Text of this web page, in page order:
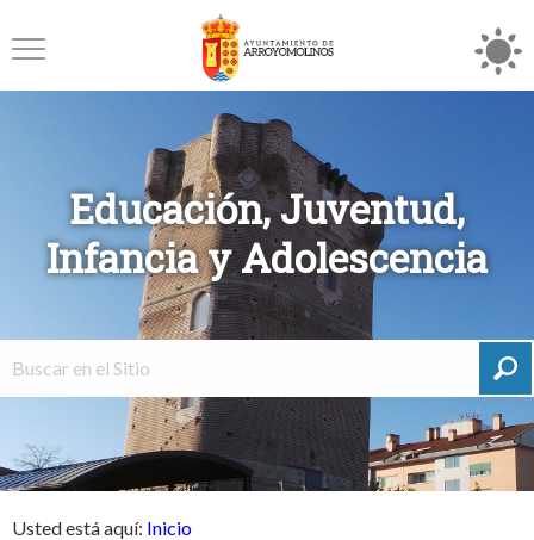
Educación, Juventud,
Infancia y Adolescencia
Usted está aquí: Inicio